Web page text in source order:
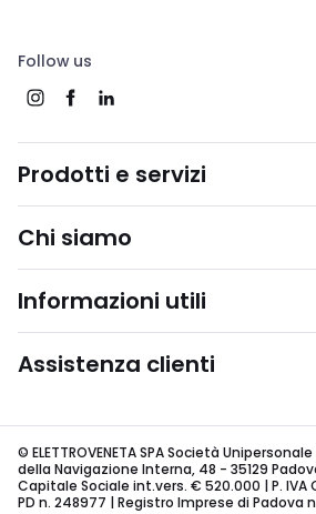
Follow us
Prodotti e servizi
Chi siamo
Informazioni utili
Assistenza clienti
© ELETTROVENETA SPA Società
della Navigazione Interna, 48 - 35129
Capitale Sociale int.vers. € 520.000 | P. IVA
PD n. 248977 | Registro Imprese di Padova